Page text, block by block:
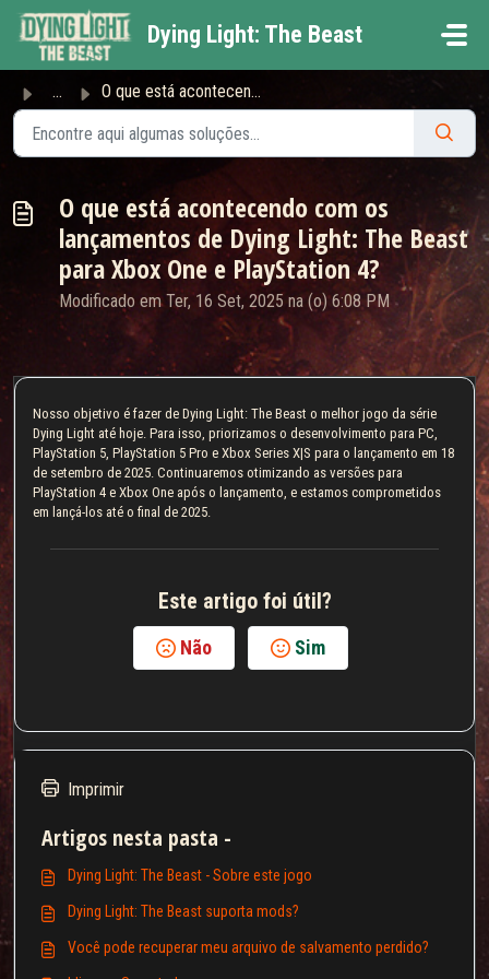
Ir para o conteúdo principal
Dying Light: The Beast
... O que está acontecendo com os lançamentos de Dying Light:...
O que está acontecendo com os
lançamentos de Dying Light: The Beast
para Xbox One e PlayStation 4?
Modificado em Ter, 16 Set, 2025 na (o) 6:08 PM
Nosso objetivo é fazer de Dying Light: The Beast o melhor jogo da série
Dying Light até hoje. Para isso, priorizamos o desenvolvimento para PC,
PlayStation 5, PlayStation 5 Pro e Xbox Series X|S para o lançamento em 18
de setembro de 2025. Continuaremos otimizando as versões para
PlayStation 4 e Xbox One após o lançamento, e estamos comprometidos
em lançá-los até o final de 2025.
Este artigo foi útil?
Não Sim
Imprimir
Artigos nesta pasta -
Dying Light: The Beast - Sobre este jogo
Dying Light: The Beast suporta mods?
Você pode recuperar meu arquivo de salvamento perdido?